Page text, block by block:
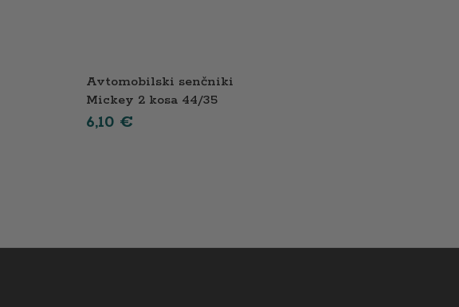
Avtomobilski senčniki
Mickey 2 kosa 44/35
6,10 €